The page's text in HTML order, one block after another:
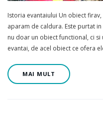
Istoria evantaiului Un obiect
aparam de caldura. Este purtat
nu doar un obiect functional, ci
evantai, de acel obiect ce ofera
MAI MULT